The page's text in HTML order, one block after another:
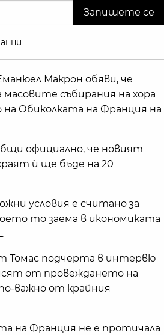
Макрон обяви, че
събирания на хора
Обиколката на Франция на
официално, че новият
ѝ ще бъде на 20
условия е считано за
то заема в икономиката
Томас подчерта в интервю
от провеждането на
важно от крайния
на Франция не е протичала